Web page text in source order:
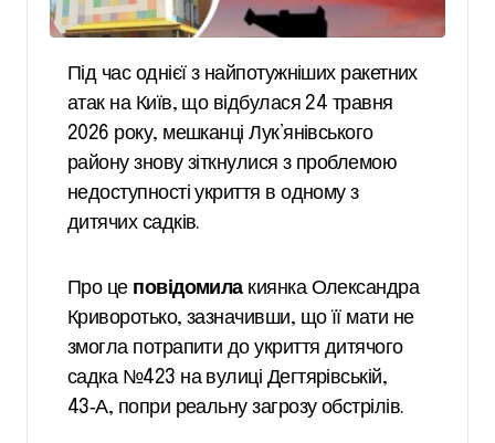
Під час однієї з найпотужніших ракетних
атак на Київ, що відбулася 24 травня
2026 року, мешканці Лук’янівського
району знову зіткнулися з проблемою
недоступності укриття в одному з
дитячих садків.
Про це повідомилакиянка Олександра
Криворотько, зазначивши, що її мати не
змогла потрапити до укриття дитячого
садка №423 на вулиці Дегтярівській,
43‑А, попри реальну загрозу обстрілів.